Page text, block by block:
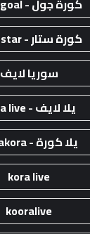
كورة جول - kora goal
كورة ستار - kora star
سوريا لايف
يلا لايف - yalla live
يلا كورة - yallakora
kora live
kooralive